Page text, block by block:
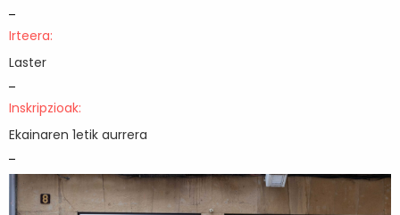
Irteera:
Laster
Inskripzioak:
Ekainaren 1etik aurrera